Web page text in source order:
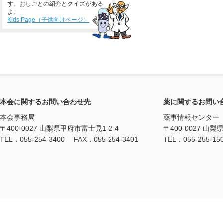
す。おしごとの紹介とクイズがある
よ。
Kids Page（子供向けページ）
本会に関するお問い合わせ先
本会事務局
〒400-0027 山梨県甲府市富士見1-2-4
TEL．055-254-3400 FAX．055-254-3401
薬に関するお問い
薬事情報センター
〒400-0027 山梨
TEL．055-255-